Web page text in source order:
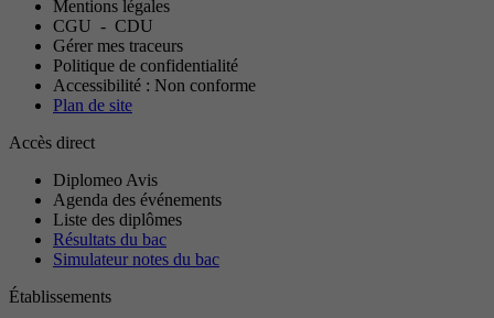
Mentions légales
CGU - CDU
Gérer mes traceurs
Politique de confidentialité
Accessibilité : Non conforme
Plan de site
Accès direct
Diplomeo Avis
Agenda des événements
Liste des diplômes
Résultats du bac
Simulateur notes du bac
Établissements